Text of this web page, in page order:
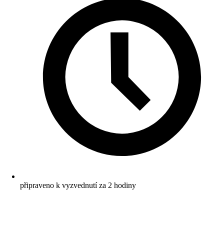
připraveno k vyzvednutí za 2 hodiny